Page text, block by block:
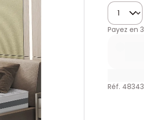
Quantité
Payez en
Réf.